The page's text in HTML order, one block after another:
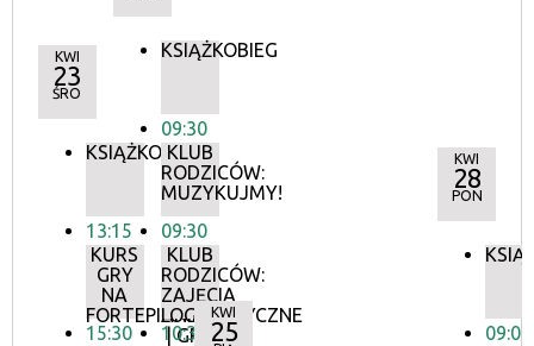
KWI
23
ŚRO
KSIĄŻKOBIEG
13:15
KURS
GRY
NA
FORTEPIANIE
15:30
KSIĄŻKOBIEG
09:30
KLUB
RODZICÓW:
MUZYKUJMY!
09:30
KLUB
RODZICÓW:
ZAJĘCIA
LOGOPEDYCZNE
| GR. I
10:30
KWI
25
KWI
28
PON
09:00